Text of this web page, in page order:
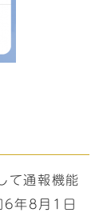
て通報機能
6年8月1日